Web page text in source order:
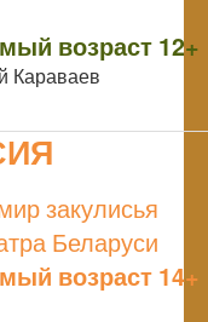
возраст 12+
Караваев
закулисья
Беларуси
возраст 14+